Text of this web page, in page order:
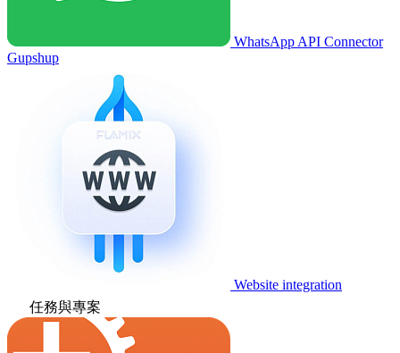
WhatsApp API Connector
Gupshup
Website integration
任務與專案